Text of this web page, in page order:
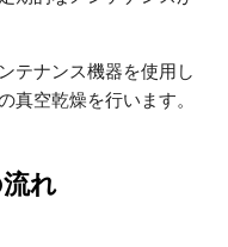
テナンス機器を使用し
真空乾燥を行います。
れ